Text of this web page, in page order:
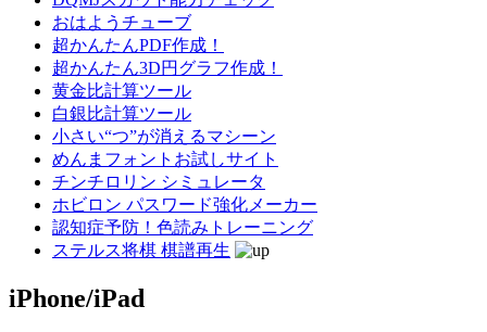
おはようチューブ
超かんたんPDF作成！
超かんたん3D円グラフ作成！
黄金比計算ツール
白銀比計算ツール
小さい“つ”が消えるマシーン
めんまフォントお試しサイト
チンチロリン シミュレータ
ホビロン パスワード強化メーカー
認知症予防！色読みトレーニング
ステルス将棋 棋譜再生
iPhone/iPad